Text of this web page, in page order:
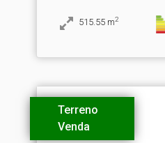
515.55 m2
Terreno
Venda